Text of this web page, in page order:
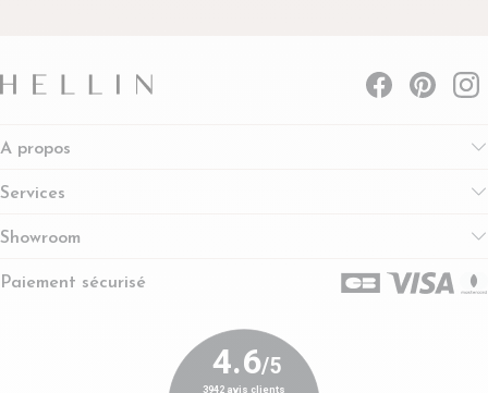
A propos
Services
Showroom
Paiement sécurisé